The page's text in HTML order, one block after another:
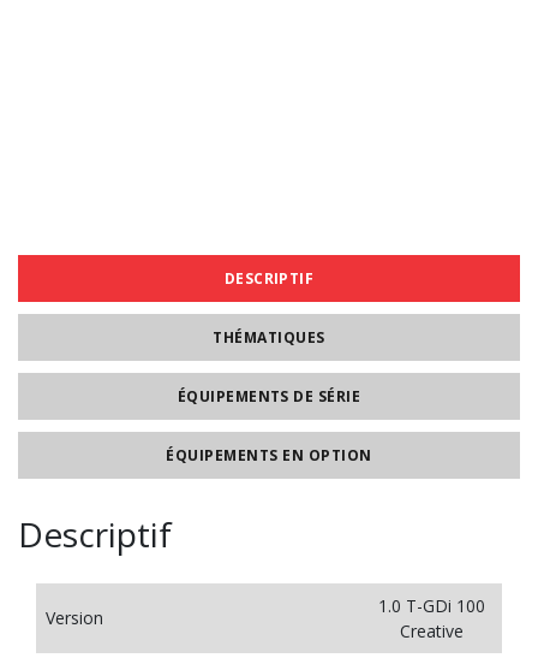
DESCRIPTIF
THÉMATIQUES
ÉQUIPEMENTS DE SÉRIE
ÉQUIPEMENTS EN OPTION
Descriptif
Version
1.0 T-GDi 100
Creative